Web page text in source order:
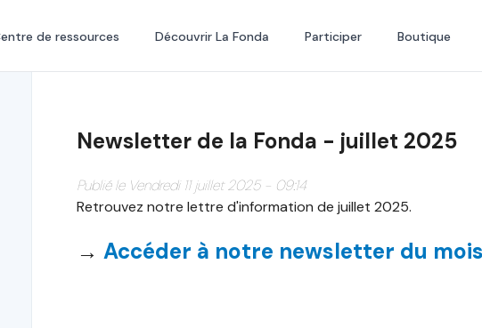
de ressources Découvrir La Fonda Participer Boutique
Newsletter de la Fonda - juillet 2025
Publié le Vendredi 11 juillet 2025 - 09:14
Retrouvez notre lettre d'information de juillet 2025.
→ Accéder à notre newsletter du